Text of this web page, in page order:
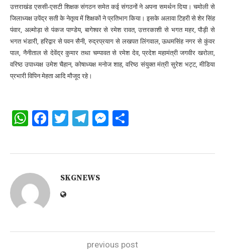
उत्तराखंड एससी-एसटी शिक्षक संगठन समेत कई संगठनों ने अपना समर्थन दिया। चमोली से
जिलाध्यक्ष उपेंद्र सती के नेतृत्व में शिक्षकों ने प्रतिभाग किया। इसके अलावा टिहरी से शेर सिंह
पंवार, अल्मोड़ा से पंकज पाण्डेय, बागेश्वर से रमेश रावत, उत्तरकाशी से भगत महर, पौड़ी से
भगत भंडारी, हरिद्वार से पवन सैनी, रुद्रप्रयाग से लखपत लिंगवाल, ऊधमसिंह नगर से कुंवर
पाल, नैनीताल से देवेंद्र कुमार तथा चम्पावत से रमेश देव, प्रदेश महामंत्री जगवीर खरोला,
वरिष्ठ उपाध्यक्ष उमेश चैहान, कोषाध्यक्ष मनोज शाह, वरिष्ठ संयुक्त मंत्री सुरेश भट्ट, मीडिया
प्रभारी विपिन मेहता आदि मौजूद रहे।
WhatsApp
Facebook
Twitter
Telegram
Messenger
SKGNEWS
previous post